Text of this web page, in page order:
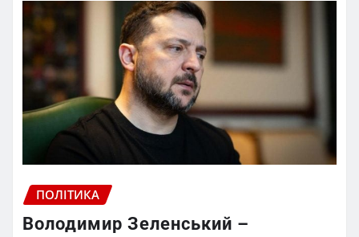
ПОЛІТИКА
Володимир Зеленський –